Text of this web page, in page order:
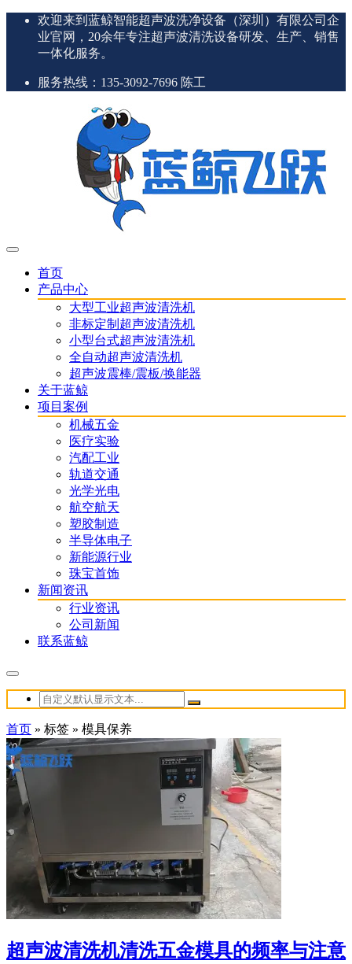
欢迎来到蓝鲸智能超声波洗净设备（深圳）有限公司企
业官网，20余年专注超声波清洗设备研发、生产、销售
一体化服务。
服务热线：135-3092-7696 陈工
首页
产品中心
大型工业超声波清洗机
非标定制超声波清洗机
小型台式超声波清洗机
全自动超声波清洗机
超声波震棒/震板/换能器
关于蓝鲸
项目案例
机械五金
医疗实验
汽配工业
轨道交通
光学光电
航空航天
塑胶制造
半导体电子
新能源行业
珠宝首饰
新闻资讯
行业资讯
公司新闻
联系蓝鲸
首页 » 标签 » 模具保养
超声波清洗机清洗五金模具的频率与注意